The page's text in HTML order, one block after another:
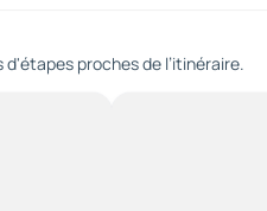
proches de l’itinéraire.